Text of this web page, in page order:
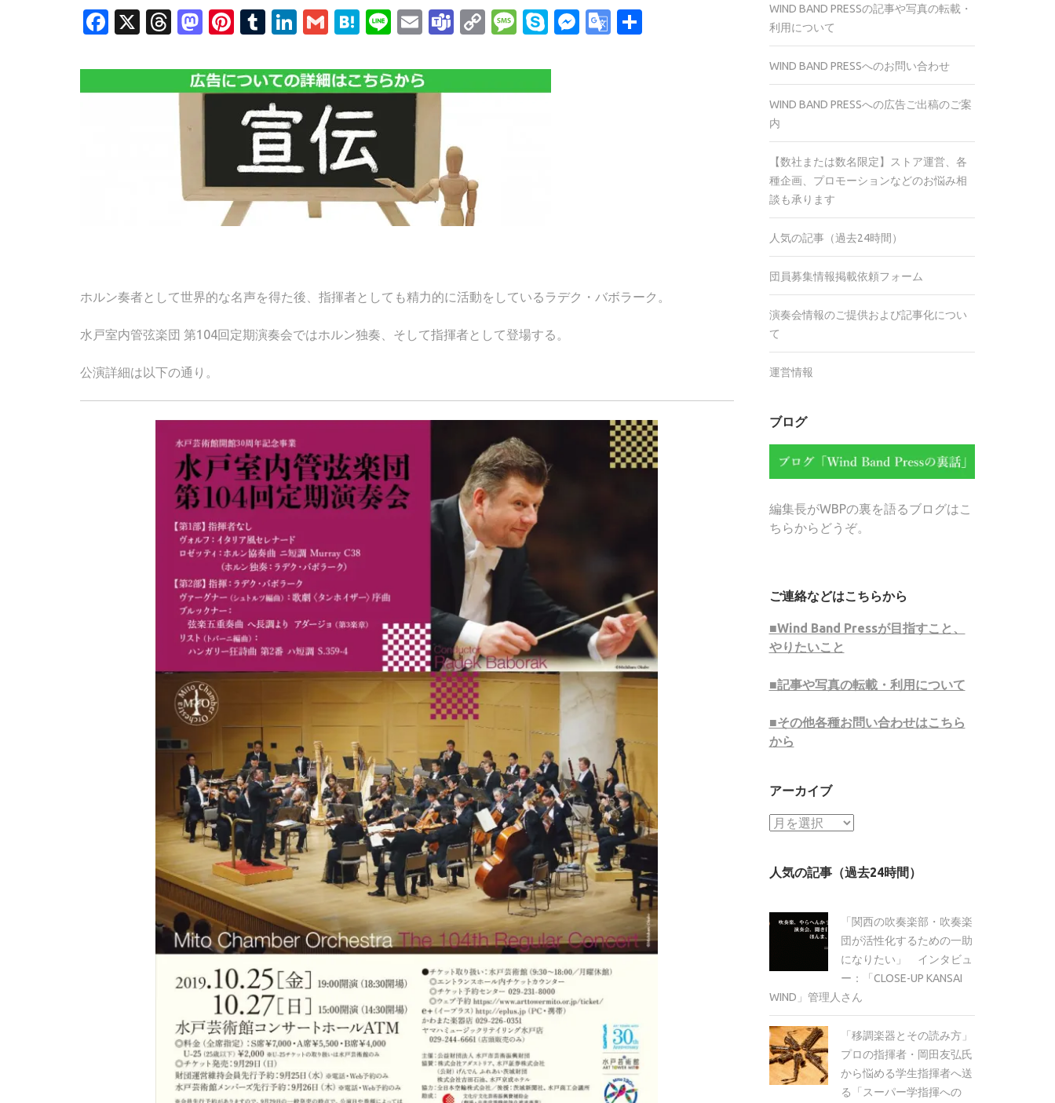
Facebook
X Threads
Mastodon
Pinterest
Tumblr
LinkedIn
GmailHatena
LineEmailTeams
CopyMessage
SkypeMessenger
Google
ホルン奏者として世界的な名声を得た後、指揮者としても精力的に活動をしているラデク・バボラーク。
水戸室内管弦楽団 第104回定期演奏会ではホルン独奏、そして指揮者として登場する。
公演詳細は以下の通り。
WIND BAND PRESSの記事や写真の転載・
利用について
WIND BAND PRESSへのお問い合わせ
WIND BAND PRESSへの広告ご出稿のご案
内
【数社または数名限定】ストア運営、各
種企画、プロモーションなどのお悩み相
談も承ります
人気の記事（過去24時間）
団員募集情報掲載依頼フォーム
演奏会情報のご提供および記事化につい
て
運営情報
ブログ
編集長がWBPの裏を語るブログはこ
ちらからどうぞ。
ご連絡などはこちらから
■Wind Band Pressが目指すこと、
やりたいこと
■記事や写真の転載・利用について
■その他各種お問い合わせはこちら
から
アーカイブ
ア
イ
人気の記事（過去24時間）
「関西の吹奏楽部・吹奏楽
団が活性化するための一助
になりたい」 インタビュ
ー：「CLOSE-UP KANSAI
WIND」管理人さん
「移調楽器とその読み方」
プロの指揮者・岡田友弘氏
から悩める学生指揮者へ送
る「スーパー学指揮への